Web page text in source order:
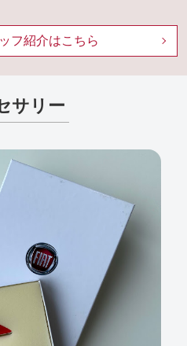
フ紹介はこちら
サリー